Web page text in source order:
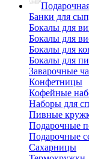
Банки для
Бокалы для
Бокалы для
Бокалы для
Бокалы для
Заварочные
Конфетницы
Кофейные
Наборы для
Пивные
Подарочные
Подарочные
Сахарницы